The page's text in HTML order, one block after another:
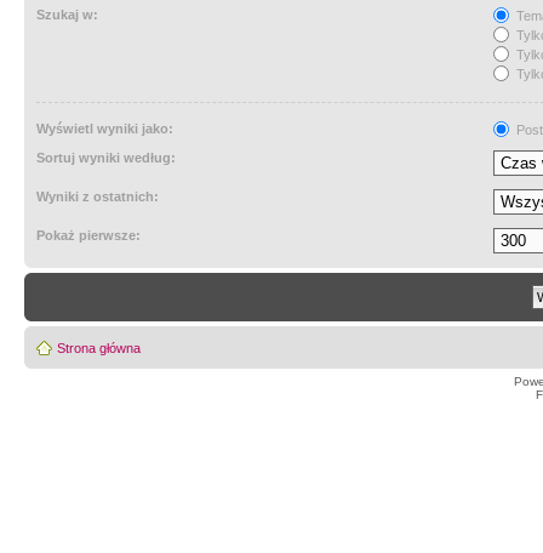
Szukaj w:
Wyświetl wyniki jako:
Sortuj wyniki według:
Wyniki z ostatnich:
Pokaż pierwsze:
Strona główna